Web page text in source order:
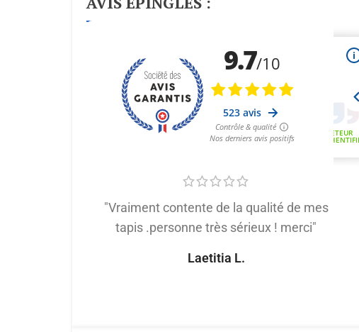
"Vraiment contente de la qualité de mes
tapis .personne très sérieux ! merci"
Laetitia L.